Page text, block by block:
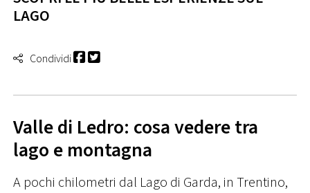
LAGO
Condividi
Valle di Ledro: cosa vedere tra
lago e montagna
A pochi chilometri dal Lago di Garda, in Trentino,